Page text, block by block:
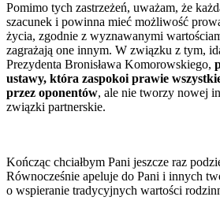
Pomimo tych zastrzeżeń, uważam, że
szacunek i powinna mieć możliwość
życia, zgodnie z wyznawanymi
zagrażają one innym. W związku z tym,
Prezydenta Bronisława Komorowskiego,
ustawy, która zaspokoi prawie
przez oponentów, ale nie tworzy nowej
związki partnerskie.
Kończąc chciałbym Pani jeszcze raz
Równocześnie apeluje do Pani i innych
o wspieranie tradycyjnych wartości